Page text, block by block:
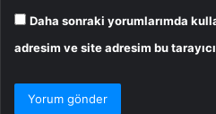
Daha sonraki yorumlarımda
adresim ve site adresim bu